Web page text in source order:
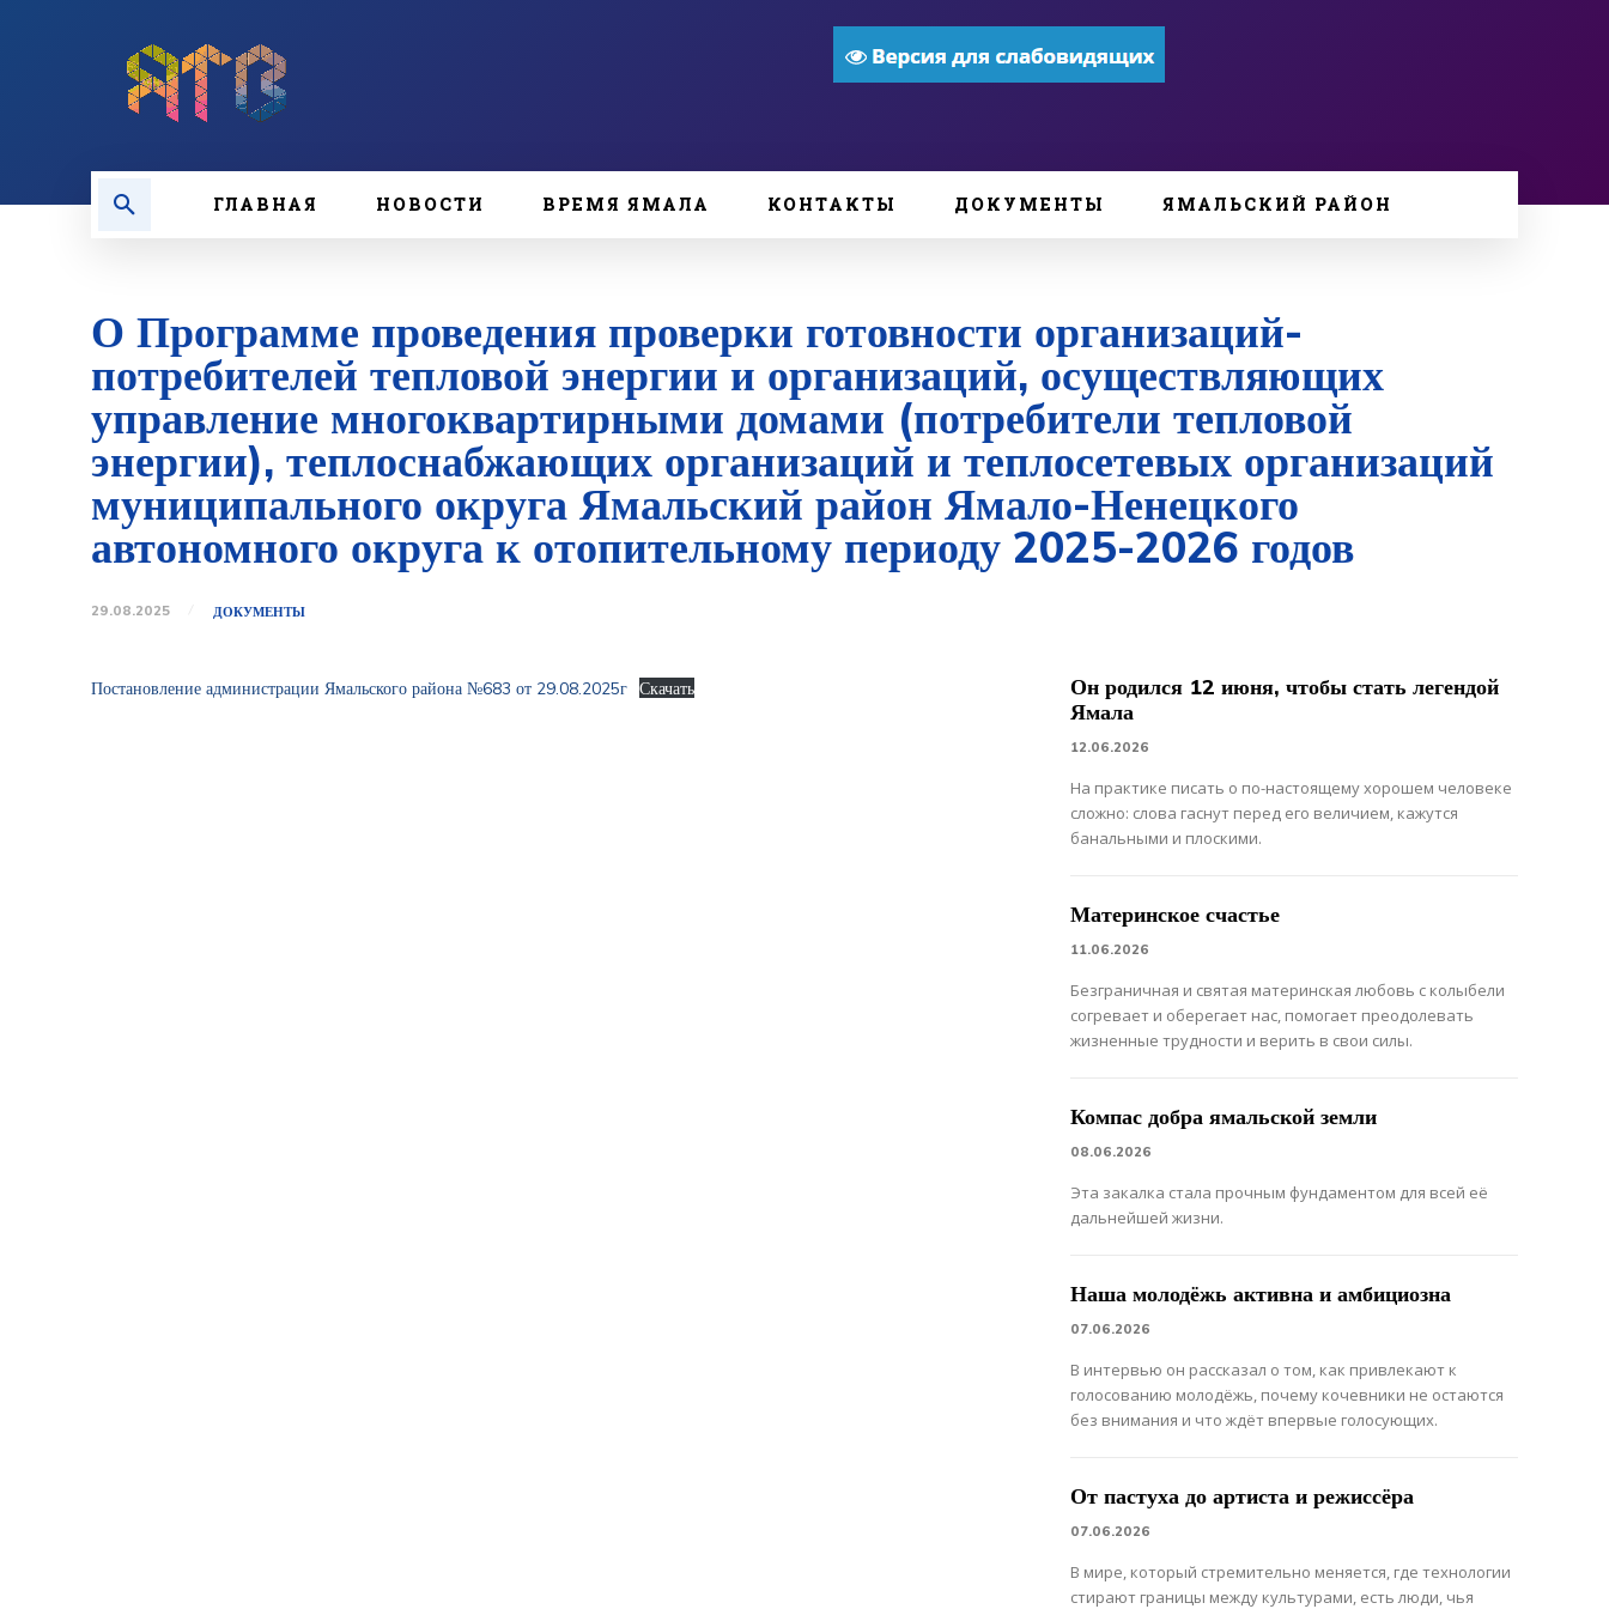
ГЛАВНАЯ НОВОСТИ ВРЕМЯ ЯМАЛА КОНТАКТЫ ДОКУМЕНТЫ ЯМАЛЬСКИЙ РАЙОН
О Программе проведения проверки готовности организаций-
потребителей тепловой энергии и организаций, осуществляющих
управление многоквартирными домами (потребители тепловой
энергии), теплоснабжающих организаций и теплосетевых организаций
муниципального округа Ямальский район Ямало-Ненецкого
автономного округа к отопительному периоду 2025-2026 годов
29.08.2025 ДОКУМЕНТЫ
Постановление администрации Ямальского района №683 от 29.08.2025г Скачать
Он родился 12 июня, чтобы стать легендой
Ямала
12.06.2026
На практике писать о по-настоящему хорошем человеке
сложно: слова гаснут перед его величием, кажутся
банальными и плоскими.
Материнское счастье
11.06.2026
Безграничная и святая материнская любовь с колыбели
согревает и оберегает нас, помогает преодолевать
жизненные трудности и верить в свои силы.
Компас добра ямальской земли
08.06.2026
Эта закалка стала прочным фундаментом для всей её
дальнейшей жизни.
Наша молодёжь активна и амбициозна
07.06.2026
В интервью он рассказал о том, как привлекают к
голосованию молодёжь, почему кочевники не остаются
без внимания и что ждёт впервые голосующих.
От пастуха до артиста и режиссёра
07.06.2026
В мире, который стремительно меняется, где технологии
стирают границы между культурами, есть люди, чья